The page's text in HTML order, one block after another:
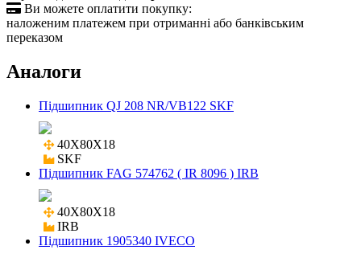
 Ви можете оплатити покупку:
наложеним платежем при отриманні або банківським
переказом
Аналоги
Підшипник QJ 208 NR/VB122 SKF
40X80X18
SKF
Підшипник FAG 574762 ( IR 8096 ) IRB
40X80X18
IRB
Підшипник 1905340 IVECO